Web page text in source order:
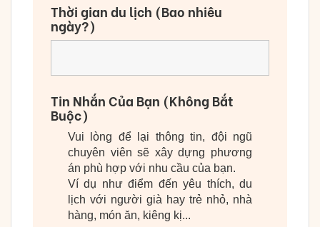
Thời gian du lịch (Bao nhiêu
ngày?)
Tin Nhắn Của Bạn (Không Bắt
Buộc)
Vui lòng để lại thông tin, đội ngũ
chuyên viên sẽ xây dựng phương
án phù hợp với nhu cầu của bạn.
Ví dụ như điểm đến yêu thích, du
lịch với người già hay trẻ nhỏ, nhà
hàng, món ăn, kiêng kị...